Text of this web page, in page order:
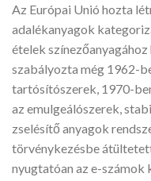
Az Európai Unió hozta
adalékanyagok
ételek
szabályozta még 1962-
tartósítószerek, 1970-
az emulgeálószerek,
zselésítő anyagok
törvénykezésbe
nyugtatóan az e-számok